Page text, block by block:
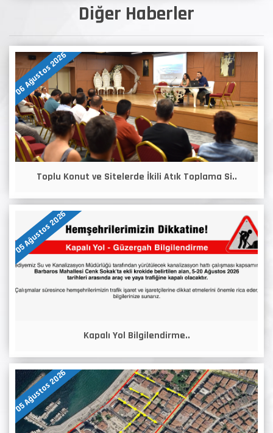
Diğer Haberler
06 Ağustos 2026
Toplu Konut ve Sitelerde İkili Atık Toplama Si..
05 Ağustos 2026
Kapalı Yol Bilgilendirme..
05 Ağustos 2026